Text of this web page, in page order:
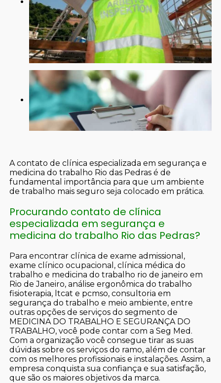
A contato de clínica especializada em segurança e
medicina do trabalho Rio das Pedras é de
fundamental importância para que um ambiente
de trabalho mais seguro seja colocado em prática.
Procurando contato de clínica
especializada em segurança e
medicina do trabalho Rio das Pedras?
Para encontrar clínica de exame admissional,
exame clínico ocupacional, clínica médica do
trabalho e medicina do trabalho rio de janeiro em
Rio de Janeiro, análise ergonômica do trabalho
fisioterapia, ltcat e pcmso, consultoria em
segurança do trabalho e meio ambiente, entre
outras opções de serviços do segmento de
MEDICINA DO TRABALHO E SEGURANÇA DO
TRABALHO, você pode contar com a Seg Med.
Com a organização você consegue tirar as suas
dúvidas sobre os serviços do ramo, além de contar
com os melhores profissionais e instalações. Assim, a
empresa conquista sua confiança e sua satisfação,
que são os maiores objetivos da marca.